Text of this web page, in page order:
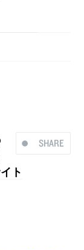
SHARE
ト